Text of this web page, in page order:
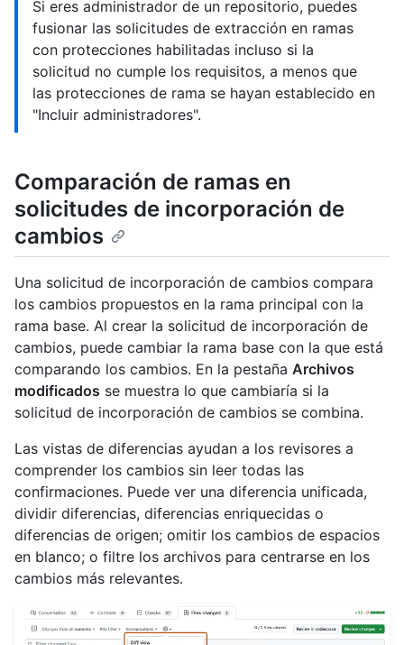
Si eres administrador de un repositorio, puedes
fusionar las solicitudes de extracción en ramas
con protecciones habilitadas incluso si la
solicitud no cumple los requisitos, a menos que
las protecciones de rama se hayan establecido en
"Incluir administradores".
Comparación de ramas en
solicitudes de incorporación de
cambios
Una solicitud de incorporación de cambios compara
los cambios propuestos en la rama principal con la
rama base. Al crear la solicitud de incorporación de
cambios, puede cambiar la rama base con la que está
comparando los cambios. En la pestaña Archivos
modificados se muestra lo que cambiaría si la
solicitud de incorporación de cambios se combina.
Las vistas de diferencias ayudan a los revisores a
comprender los cambios sin leer todas las
confirmaciones. Puede ver una diferencia unificada,
dividir diferencias, diferencias enriquecidas o
diferencias de origen; omitir los cambios de espacios
en blanco; o filtre los archivos para centrarse en los
cambios más relevantes.